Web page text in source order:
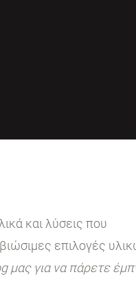
και λύσεις που
επιλογές
μας για να πάρετε